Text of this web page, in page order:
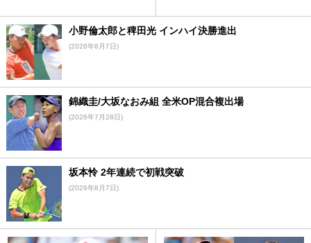
小野倫太郎と稗田光 インハイ決勝進出
(2026年8月7日)
錦織圭/大坂なおみ組 全米OP混合複出場
(2026年7月28日)
坂本怜 2年連続で初戦突破
(2026年8月7日)